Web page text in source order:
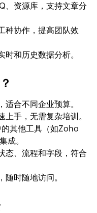
、资源库，支持文章分
种协作，提高团队效
时和历史数据分析。
适合不同企业预算。
上手，无需复杂培训。
其他工具（如Zoho
成。
态、流程和字段，符合
随时随地访问。